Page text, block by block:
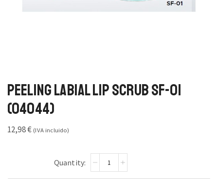
Peeling Labial Lip Scrub SF-01
(04044)
12,98€ (IVA incluido)